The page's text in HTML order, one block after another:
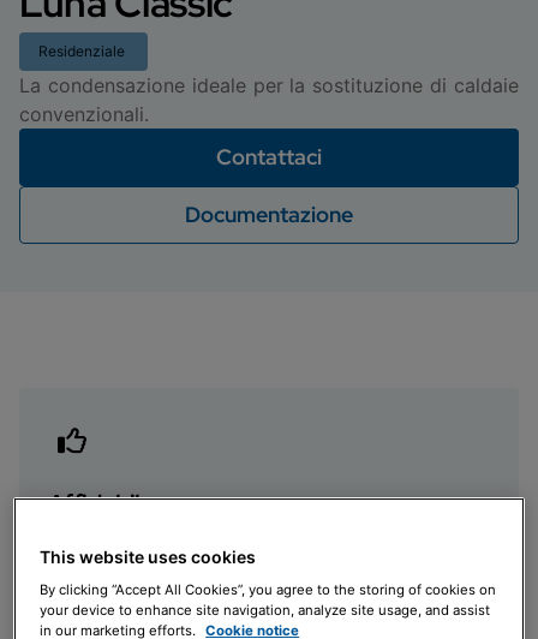
Residenziale
La condensazione ideale per la sostituzione di caldaie
convenzionali.
Contattaci
Documentazione
Affidabile
This website uses cookies
By clicking “Accept All Cookies”, you agree to the storing of cookies on
your device to enhance site navigation, analyze site usage, and assist
in our marketing efforts.
Cookie notice